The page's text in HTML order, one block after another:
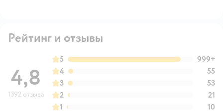
Рейтинг и отзывы
4,8
1392 отзыва
5
999+
4
55
3
53
2
21
1
10